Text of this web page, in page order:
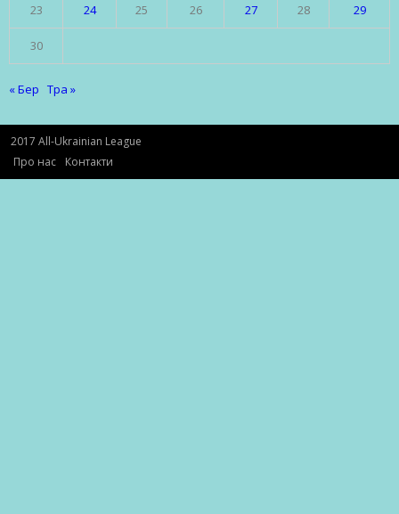
23 24 25 26 27 28 29
30
« Бер Тра »
2017 All-Ukrainian League
Про нас
Контакти